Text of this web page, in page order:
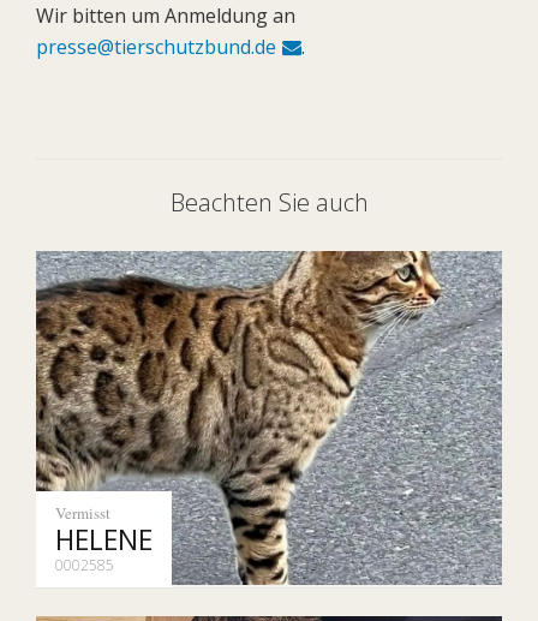
Wir bitten um Anmeldung an
presse@tierschutzbund.de
.
Beachten Sie auch
Vermisst
HELENE
0002585